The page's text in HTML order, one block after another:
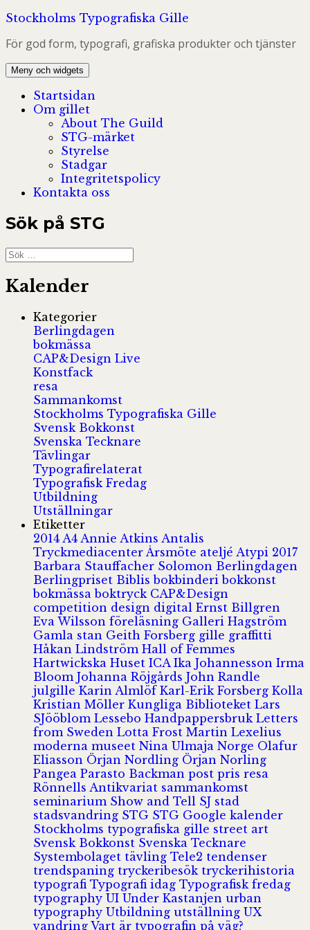
Hoppa
innehåll
Stockholms Typografiska Gille
För god form, typografi, grafiska produkter och tjänster
Meny och widgets
Startsidan
Om gillet
About The Guild
STG-märket
Styrelse
Stadgar
Integritetspolicy
Kontakta oss
Sök på STG
Sök
efter:
Kalender
Kategorier
Berlingdagen
bokmässa
CAP&Design Live
Konstfack
resa
Sammankomst
Stockholms Typografiska Gille
Svensk Bokkonst
Svenska Tecknare
Tävlingar
Typografirelaterat
Typografisk Fredag
Utbildning
Utställningar
Etiketter
2014 A4 Annie Atkins Antalis
Tryckmediacenter Årsmöte ateljé Atypi 2017
Barbara Stauffacher Solomon Berlingdagen
Berlingpriset Biblisbokbinderibokkonst
bokmässaboktryck CAP&Design
competition design digital Ernst Billgren
Eva Wilsson föreläsning Galleri Hagström
Gamla stan Geith Forsberg gille graffitti
Håkan Lindström Hall of Femmes
Hartwickska Huset ICA Ika Johannesson Irma
Bloom Johanna Röjgårds John Randle
julgille Karin Almlöf Karl-Erik Forsberg Kolla
Kristian Möller Kungliga Biblioteket Lars
SJööblom Lessebo Handpappersbruk Letters
from Sweden Lotta Frost Martin Lexelius
moderna museet Nina Ulmaja Norge Olafur
Eliasson Örjan Nordling Örjan Norling
Pangea Parasto Backman post pris resa
Rönnells Antikvariat sammankomst
seminarium Show and Tell SJ stad
stadsvandring STG STG Google kalender
Stockholms typografiska gille street art
Svensk Bokkonst Svenska Tecknare
Systembolaget tävling Tele2 tendenser
trendspaning tryckeribesök tryckerihistoria
typografi Typografi idag Typografisk fredag
typography UI Under Kastanjen urban
typography Utbildning utställning UX
vandring Vart är typografin på väg?